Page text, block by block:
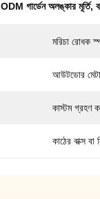
ODM গার্ডেন অলঙ্কার মূর্তি,
মরিচা রোধক
আউটডোর
কাস্টম গ্রহণ
কাঠের বাক্স বা